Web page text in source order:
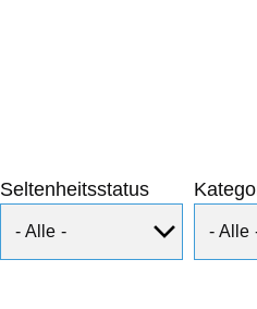
Seltenheitsstatus